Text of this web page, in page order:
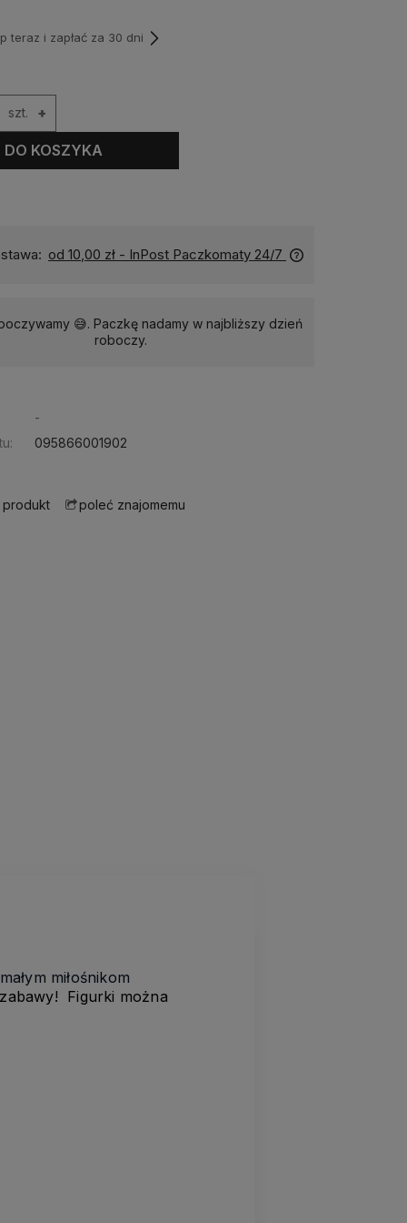
teraz i zapłać za 30 dni
szt. +
DO KOSZYKA
od 10,00 zł - InPost Paczkomaty 24/7
😅. Paczkę nadamy w najbliższy dzień
roboczy.
-
095866001902
produkt poleć znajomemu
miłośnikom
Figurki można